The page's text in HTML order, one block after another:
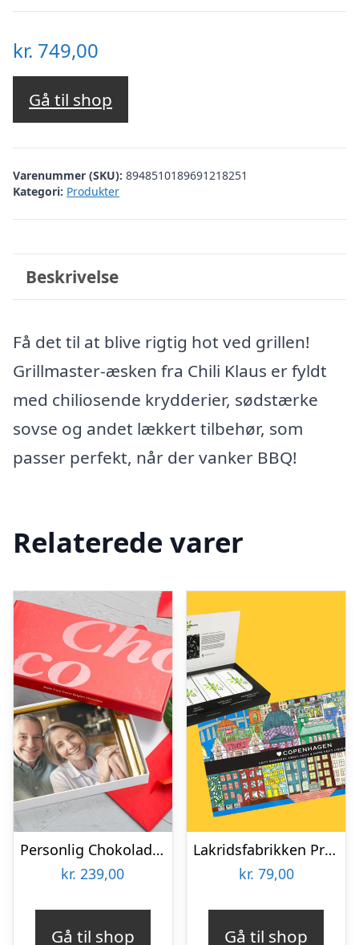
kr. 749,00
Gå til shop
Varenummer (SKU): 8948510189691218251
Kategori: Produkter
Beskrivelse
Få det til at blive rigtig hot ved grillen!
Grillmaster-æsken fra Chili Klaus er fyldt
med chiliosende krydderier, sødstærke
sovse og andet lækkert tilbehør, som
passer perfekt, når der vanker BBQ!
Relaterede varer
Personlig Chokoladeplade med Billede
kr. 239,00
Gå til shop
Lakridsfabrikken Premiumlakrids – Copenhagen
kr. 79,00
Gå til shop